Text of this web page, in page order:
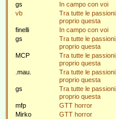
gs
In campo con voi
vb
Tra tutte le passioni,
proprio questa
finelli
In campo con voi
gs
Tra tutte le passioni,
proprio questa
MCP
Tra tutte le passioni,
proprio questa
.mau.
Tra tutte le passioni,
proprio questa
gs
Tra tutte le passioni,
proprio questa
mfp
GTT horror
Mirko
GTT horror